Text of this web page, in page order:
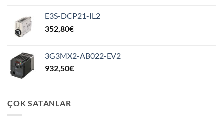
E3S-DCP21-IL2
352,80€
3G3MX2-AB022-EV2
932,50€
ÇOK SATANLAR